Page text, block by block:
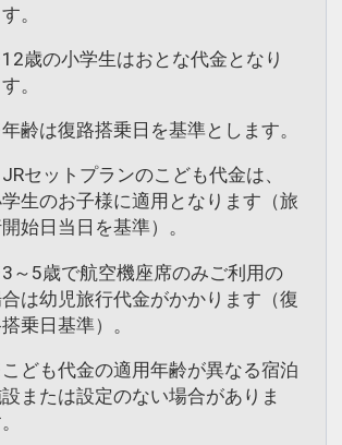
。
歳の小学生はおとな代金となり
。
齢は復路搭乗日を基準とします。
JRセットプランのこども代金は、
生のお子様に適用となります（旅
始日当日を基準）。
～5歳で航空機座席のみご利用の
は幼児旅行代金がかかります（復
乗日基準）。
ども代金の適用年齢が異なる宿泊
または設定のない場合がありま